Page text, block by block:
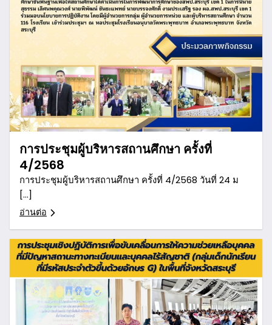
การประชุมผู้บริหารสถานศึกษา ครั้งที่
4/2568
การประชุมผู้บริหารสถานศึกษา ครั้งที่ 4/2568 วันที่ 24 ม
[…]
อ่านต่อ